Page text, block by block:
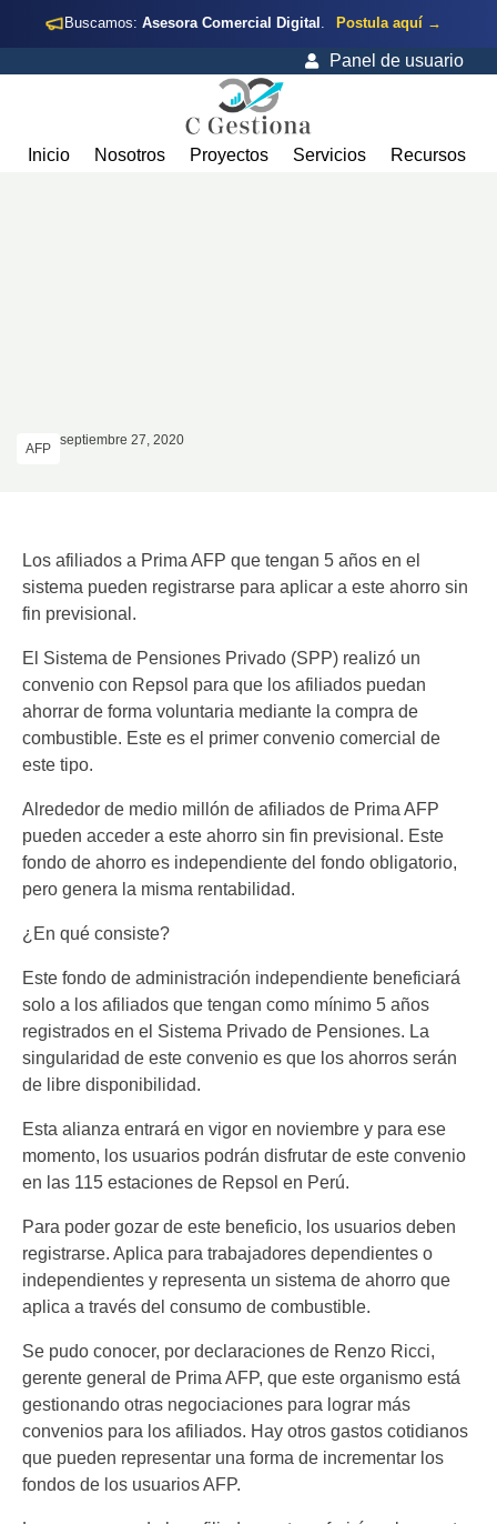
Buscamos: Asesora Comercial Digital . Postula aquí →
Panel de usuario
Inicio Nosotros Proyectos Servicios Recursos
AFP
septiembre 27, 2020
Los afiliados a Prima AFP que tengan 5 años en el
sistema pueden registrarse para aplicar a este ahorro sin
fin previsional.
El Sistema de Pensiones Privado (SPP) realizó un
convenio con Repsol para que los afiliados puedan
ahorrar de forma voluntaria mediante la compra de
combustible. Este es el primer convenio comercial de
este tipo.
Alrededor de medio millón de afiliados de Prima AFP
pueden acceder a este ahorro sin fin previsional. Este
fondo de ahorro es independiente del fondo obligatorio,
pero genera la misma rentabilidad.
¿En qué consiste?
Este fondo de administración independiente beneficiará
solo a los afiliados que tengan como mínimo 5 años
registrados en el Sistema Privado de Pensiones. La
singularidad de este convenio es que los ahorros serán
de libre disponibilidad.
Esta alianza entrará en vigor en noviembre y para ese
momento, los usuarios podrán disfrutar de este convenio
en las 115 estaciones de Repsol en Perú.
Para poder gozar de este beneficio, los usuarios deben
registrarse. Aplica para trabajadores dependientes o
independientes y representa un sistema de ahorro que
aplica a través del consumo de combustible.
Se pudo conocer, por declaraciones de Renzo Ricci,
gerente general de Prima AFP, que este organismo está
gestionando otras negociaciones para lograr más
convenios para los afiliados. Hay otros gastos cotidianos
que pueden representar una forma de incrementar los
fondos de los usuarios AFP.